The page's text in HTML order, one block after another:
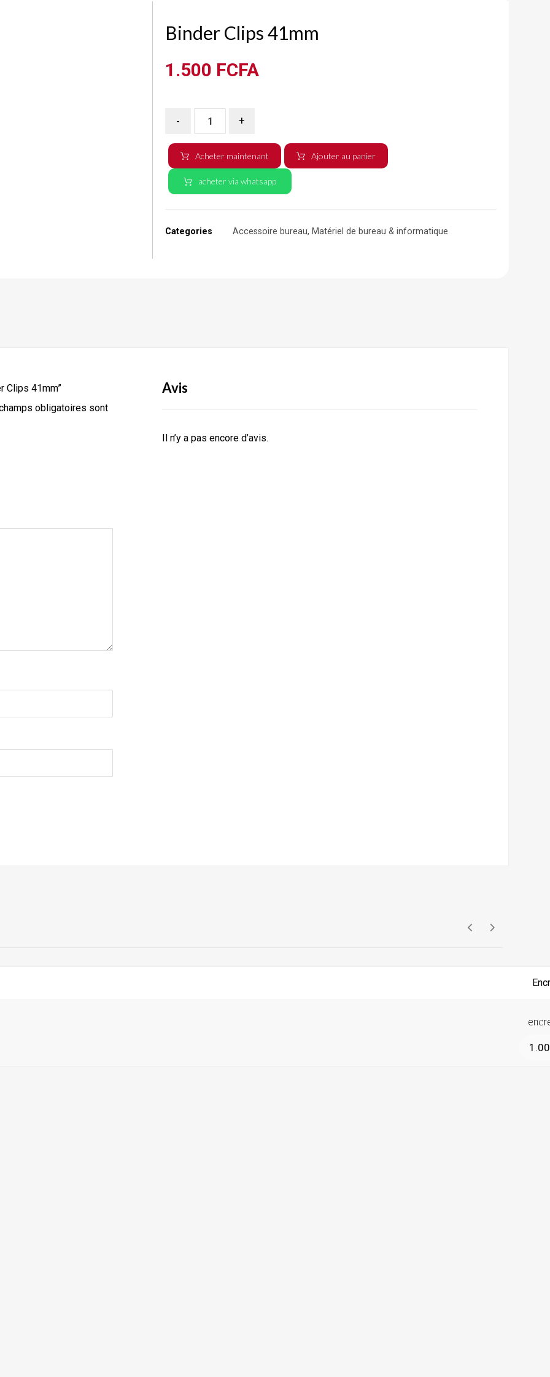
Binder Clips 41mm
1.500 FCFA
- +
Acheter maintenant Ajouter au panier
acheter via whatsapp
Categories Accessoire bureau, Matériel de bureau & informatique
Avis
Il n’y a pas encore d’avis.
Clips 41mm”
obligatoires sont